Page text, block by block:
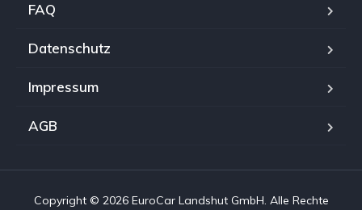
FAQ
Datenschutz
Impressum
AGB
Copyright © 2026 EuroCar Landshut GmbH. Alle Rechte